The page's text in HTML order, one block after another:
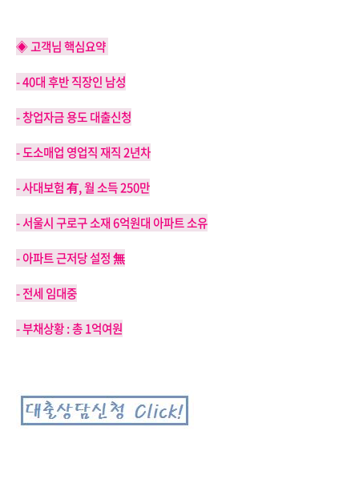
◈ 고객님 핵심요약
- 40대 후반 직장인 남성
- 창업자금 용도 대출신청
- 도소매업 영업직 재직 2년차
- 사대보험 有, 월 소득 250만
- 서울시 구로구 소재 6억원대 아파트 소유
- 아파트 근저당 설정 無
- 전세 임대중
- 부채상황 : 총 1억여원